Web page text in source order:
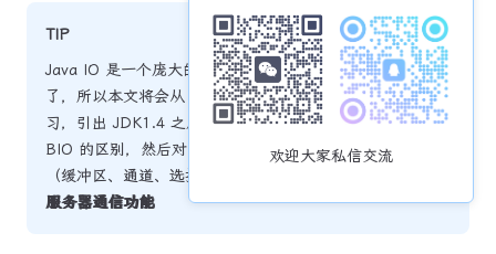
欢迎大家私信交流
TIP
Java IO 是一个庞大的知识体系，很多人学着学着就会学懵
了，所以本文将会从 Java 的 BIO 开始，一步一步深入学
习，引出 JDK1.4 之后出现的 NIO 技术，对比 NIO 与
BIO 的区别，然后对 NIO 中重要的三个组成部分进行讲解
（缓冲区、通道、选择器），最后实现一个
服务器通信功能